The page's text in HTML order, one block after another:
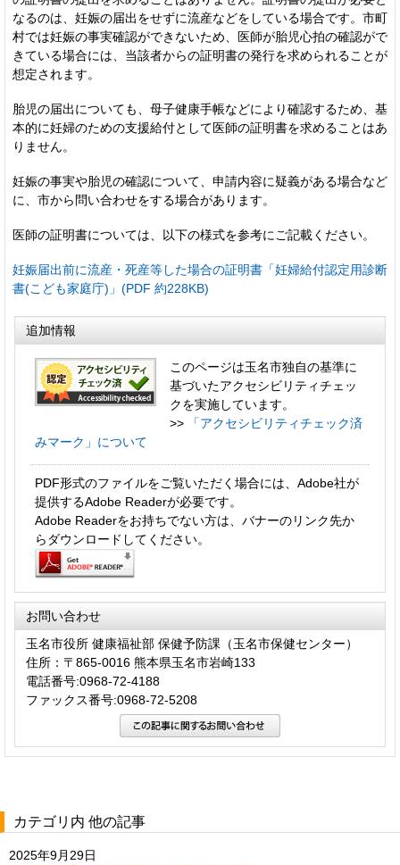
なるのは、妊娠の届出をせずに流産などをしている場合です。市町
村では妊娠の事実確認ができないため、医師が胎児心拍の確認がで
きている場合には、当該者からの証明書の発行を求められることが
想定されます。
胎児の届出についても、母子健康手帳などにより確認するため、基
本的に妊婦のための支援給付として医師の証明書を求めることはあ
りません。
妊娠の事実や胎児の確認について、申請内容に疑義がある場合など
に、市から問い合わせをする場合があります。
医師の証明書については、以下の様式を参考にご記載ください。
妊娠届出前に流産・死産等した場合の証明書「妊婦給付認定用診断
書(こども家庭庁)」(PDF 約228KB)
追加情報
このページは玉名市独自の基準に
基づいたアクセシビリティチェッ
クを実施しています。
>>
「アクセシビリティチェック済
みマーク」について
PDF形式のファイルをご覧いただく場合には、Adobe社が
提供するAdobe Readerが必要です。
Adobe Readerをお持ちでない方は、バナーのリンク先か
らダウンロードしてください。
お問い合わせ
玉名市役所 健康福祉部 保健予防課（玉名市保健センター）
住所：〒865-0016 熊本県玉名市岩崎133
電話番号:0968-72-4188
ファックス番号:0968-72-5208
カテゴリ内 他の記事
2025年9月29日